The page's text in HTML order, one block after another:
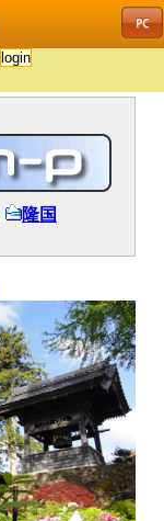
隆国